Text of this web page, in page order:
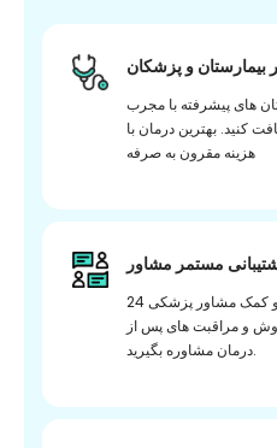
بیمارستان و پزشکان
های پیشرفته با مجرب
کنید. بهترین درمان با
هزینه مقرون به صرفه
مستمر مشاور
پشتیبانی و کمک مشاور پزشکی 24x7 در طول سفر
و مراقبت های پس از
درمان مشاوره بگیرید.